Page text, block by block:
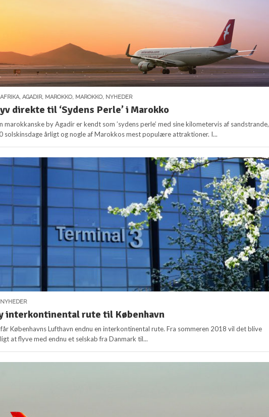
AFRIKA,AGADIR, MAROKKO, MAROKKO, NYHEDER
direkte til ‘Sydens Perle’ i Marokko
marokkanske by Agadir er kendt som ’sydens perle’ med sine kilometervis af sandstrande,
solskinsdage årligt og nogle af Marokkos mest populære attraktioner. I...
NYHEDER
interkontinental rute til København
får Københavns Lufthavn endnu en interkontinental rute. Fra sommeren 2018 vil det blive
at flyve med endnu et selskab fra Danmark til...